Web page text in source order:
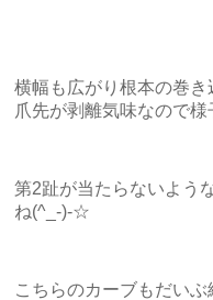
横幅も広がり根本の巻き
爪先が剥離気味なので様
第2趾が当たらないよう
ね(^_-)-☆
こちらのカーブもだいぶ